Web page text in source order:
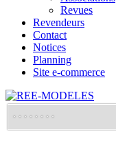
Revues
Revendeurs
Contact
Notices
Planning
Site e-commerce